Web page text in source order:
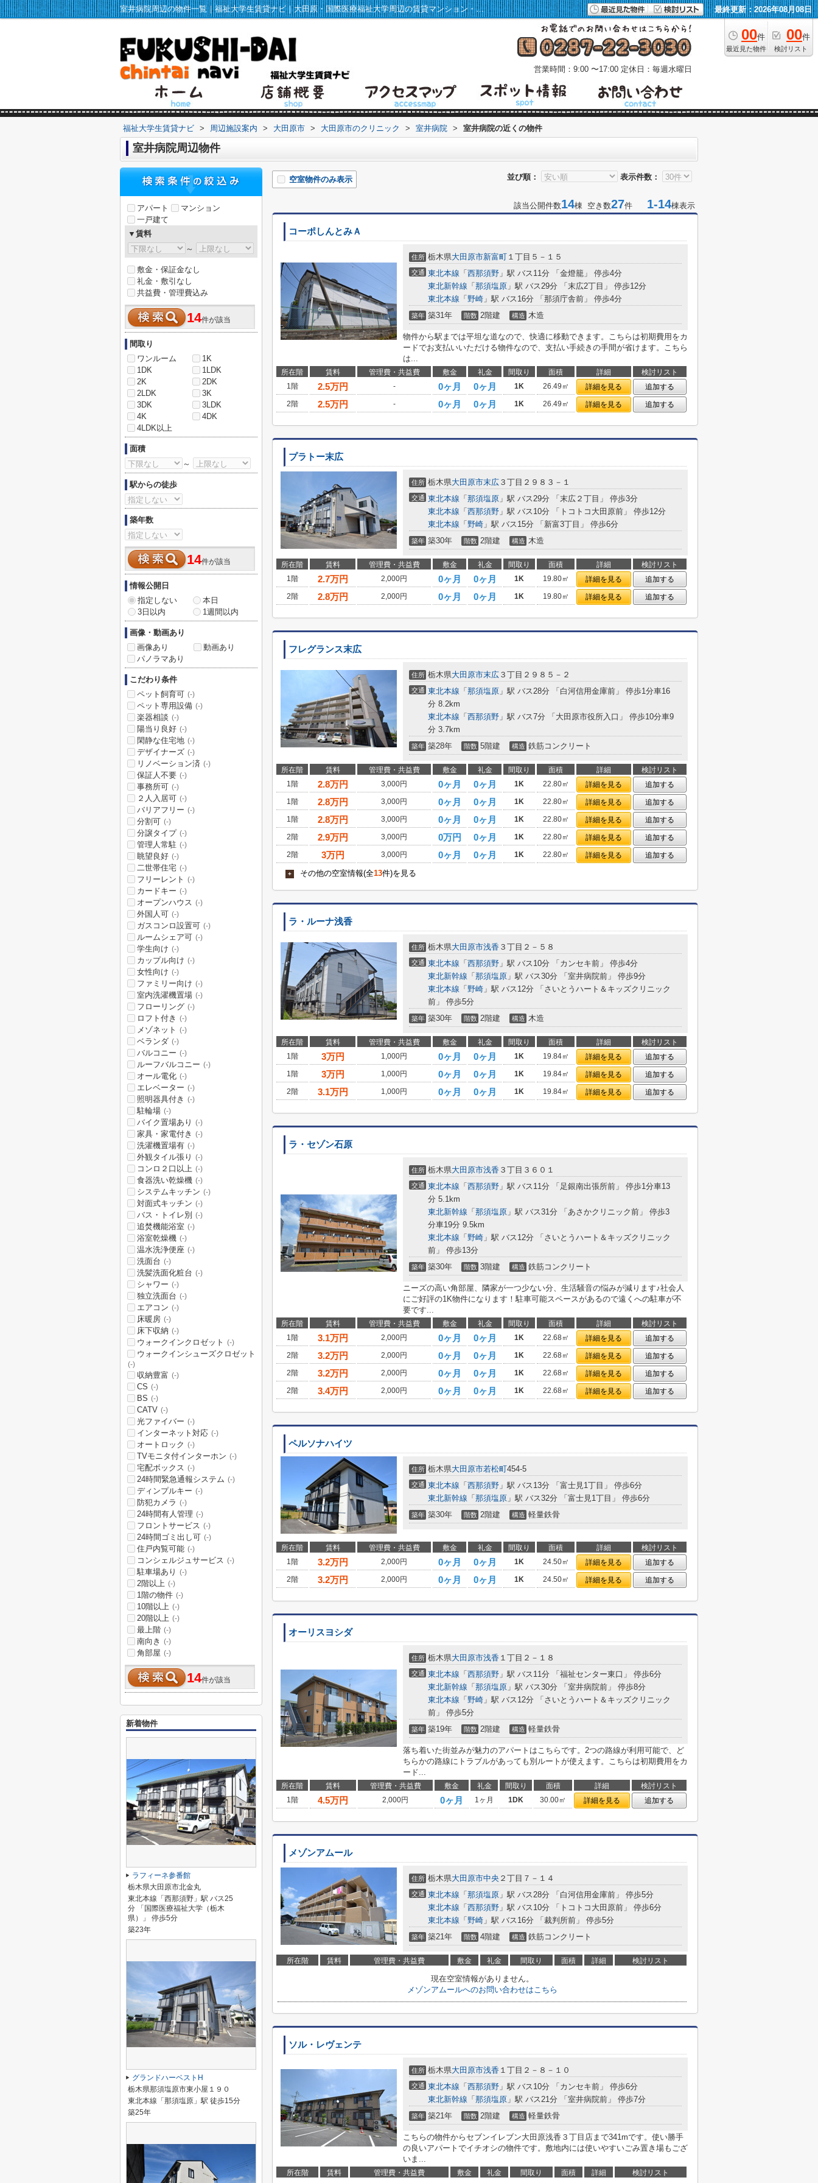
室井病院周辺の物件一覧｜福祉大学生賃貸ナビ｜大田原・国際医療福祉大学周辺の賃貸マンション・アパート情報 最終更新：2026年08月08日
00件
最近見た物件
00件
検討リスト
営業時間：9:00 〜17:00 定休日：毎週水曜日
福祉大学生賃貸ナビ > 周辺施設案内 > 大田原市 > 大田原市のクリニック > 室井病院 > 室井病院の近くの物件
室井病院周辺物件
並び順： 表示件数：
空室物件のみ表示
該当公開件数14棟 空き数27件 1-14棟表示
コーポしんとみＡ
住所 栃木県大田原市新富町 １丁目５－１５
交通 東北本線 「 西那須野 」駅 バス11分 「金燈籠」 停歩4分
東北新幹線 「 那須塩原 」駅 バス29分 「末広2丁目」 停歩12分
東北本線 「 野崎 」駅 バス16分 「那須庁舎前」 停歩4分
築年 築31年 階数 2階建 構造 木造
物件から駅までは平坦な道なので、快適に移動できます。こちらは初期費用をカ
ードでお支払いいただける物件なので、支払い手続きの手間が省けます。こちら
は...
所在階 賃料 管理費・共益費 敷金 礼金 間取り 面積 詳細
検討リスト
1階
2.5万円 - 0ヶ月 0ヶ月 1K 26.49㎡ 詳細を見る
追加する
2階
2.5万円 - 0ヶ月 0ヶ月 1K 26.49㎡ 詳細を見る 追加する
プラトー末広
住所 栃木県大田原市末広 ３丁目２９８３－１
交通 東北本線 「 那須塩原 」駅 バス29分 「末広２丁目」 停歩3分
東北本線 「 西那須野 」駅 バス10分 「トコトコ大田原前」 停歩12分
東北本線 「 野崎 」駅 バス15分 「新富3丁目」 停歩6分
築年 築30年 階数 2階建 構造 木造
所在階 賃料 管理費・共益費 敷金 礼金 間取り 面積 詳細
検討リスト
1階
2.7万円 2,000円 0ヶ月 0ヶ月 1K 19.80㎡ 詳細を見る
追加する
2階
2.8万円 2,000円 0ヶ月 0ヶ月 1K 19.80㎡ 詳細を見る 追加する
フレグランス末広
住所 栃木県大田原市末広 ３丁目２９８５－２
交通 東北本線 「 那須塩原 」駅 バス28分 「白河信用金庫前」 停歩1分車16
分 8.2km
東北本線 「 西那須野 」駅 バス7分 「大田原市役所入口」 停歩10分車9
分 3.7km
築年 築28年 階数 5階建 構造 鉄筋コンクリート
所在階 賃料 管理費・共益費 敷金 礼金 間取り 面積 詳細
検討リスト
1階
2.8万円 3,000円 0ヶ月 0ヶ月 1K 22.80㎡ 詳細を見る
追加する
1階
2.8万円 3,000円 0ヶ月 0ヶ月 1K 22.80㎡ 詳細を見る
追加する
1階
2.8万円 3,000円 0ヶ月 0ヶ月 1K 22.80㎡ 詳細を見る
追加する
2階
2.9万円 3,000円 0万円 0ヶ月 1K 22.80㎡ 詳細を見る
追加する
2階
3万円 3,000円 0ヶ月 0ヶ月 1K 22.80㎡ 詳細を見る 追加する
+ その他の空室情報(全13件)を見る
ラ・ルーナ浅香
住所 栃木県大田原市浅香 ３丁目２－５８
交通 東北本線 「 西那須野 」駅 バス10分 「カンセキ前」 停歩4分
東北新幹線 「 那須塩原 」駅 バス30分 「室井病院前」 停歩9分
東北本線 「 野崎 」駅 バス12分 「さいとうハート＆キッズクリニック
前」 停歩5分
築年 築30年 階数 2階建 構造 木造
所在階 賃料 管理費・共益費 敷金 礼金 間取り 面積 詳細
検討リスト
1階
3万円 1,000円 0ヶ月 0ヶ月 1K 19.84㎡ 詳細を見る
追加する
1階
3万円 1,000円 0ヶ月 0ヶ月 1K 19.84㎡ 詳細を見る
追加する
2階
3.1万円 1,000円 0ヶ月 0ヶ月 1K 19.84㎡ 詳細を見る 追加する
ラ・セゾン石原
住所 栃木県大田原市浅香 ３丁目３６０１
交通 東北本線 「 西那須野 」駅 バス11分 「足銀南出張所前」 停歩1分車13
分 5.1km
東北新幹線 「 那須塩原 」駅 バス31分 「あさかクリニック前」 停歩3
分車19分 9.5km
東北本線 「 野崎 」駅 バス12分 「さいとうハート＆キッズクリニック
前」 停歩13分
築年 築30年 階数 3階建 構造 鉄筋コンクリート
ニーズの高い角部屋、隣家が一つ少ない分、生活騒音の悩みが減ります♪社会人
にご好評の1K物件になります！駐車可能スペースがあるので遠くへの駐車が不
要です...
所在階 賃料 管理費・共益費 敷金 礼金 間取り 面積 詳細
検討リスト
1階
3.1万円 2,000円 0ヶ月 0ヶ月 1K 22.68㎡ 詳細を見る
追加する
2階
3.2万円 2,000円 0ヶ月 0ヶ月 1K 22.68㎡ 詳細を見る
追加する
2階
3.2万円 2,000円 0ヶ月 0ヶ月 1K 22.68㎡ 詳細を見る
追加する
2階
3.4万円 2,000円 0ヶ月 0ヶ月 1K 22.68㎡ 詳細を見る 追加する
ペルソナハイツ
住所 栃木県大田原市若松町454-5
交通 東北本線 「 西那須野 」駅 バス13分 「富士見1丁目」 停歩6分
東北新幹線 「 那須塩原 」駅 バス32分 「富士見1丁目」 停歩6分
築年 築30年 階数 2階建 構造 軽量鉄骨
所在階 賃料 管理費・共益費 敷金 礼金 間取り 面積 詳細
検討リスト
1階
3.2万円 2,000円 0ヶ月 0ヶ月 1K 24.50㎡ 詳細を見る
追加する
2階
3.2万円 2,000円 0ヶ月 0ヶ月 1K 24.50㎡ 詳細を見る 追加する
オーリスヨシダ
住所 栃木県大田原市浅香 １丁目２－１８
交通 東北本線 「 西那須野 」駅 バス11分 「福祉センター東口」 停歩6分
東北新幹線 「 那須塩原 」駅 バス30分 「室井病院前」 停歩8分
東北本線 「 野崎 」駅 バス12分 「さいとうハート＆キッズクリニック
前」 停歩5分
築年 築19年 階数 2階建 構造 軽量鉄骨
落ち着いた街並みが魅力のアパートはこちらです。2つの路線が利用可能で、ど
ちらかの路線にトラブルがあっても別ルートが使えます。こちらは初期費用をカ
ード...
所在階 賃料 管理費・共益費 敷金 礼金 間取り 面積 詳細
検討リスト
1階
4.5万円 2,000円 0ヶ月 1ヶ月 1DK 30.00㎡ 詳細を見る 追加する
メゾンアムール
住所 栃木県大田原市中央 ２丁目７－１４
交通 東北本線 「 那須塩原 」駅 バス28分 「白河信用金庫前」 停歩5分
東北本線 「 西那須野 」駅 バス10分 「トコトコ大田原前」 停歩6分
東北本線 「 野崎 」駅 バス16分 「裁判所前」 停歩5分
築年 築21年 階数 4階建 構造 鉄筋コンクリート
所在階 賃料 管理費・共益費 敷金 礼金 間取り 面積 詳細 検討リスト
現在空室情報がありません。
メゾンアムールへのお問い合わせはこちら
ソル・レヴェンテ
住所 栃木県大田原市浅香 １丁目２－８－１０
交通 東北本線 「 西那須野 」駅 バス10分 「カンセキ前」 停歩6分
東北新幹線 「 那須塩原 」駅 バス21分 「室井病院前」 停歩7分
築年 築21年 階数 2階建 構造 軽量鉄骨
こちらの物件からセブンイレブン大田原浅香３丁目店まで341mです。使い勝手
の良いアパートでイチオシの物件です。敷地内には使いやすいごみ置き場もござ
いま...
所在階 賃料 管理費・共益費 敷金 礼金 間取り 面積 詳細 検討リスト
アパート
マンション
一戸建て
▼賃料
～
敷金・保証金なし
礼金・敷引なし
共益費・管理費込み
14件が該当
間取り
ワンルーム
1K
1DK
1LDK
2K
2DK
2LDK
3K
3DK
3LDK
4K
4DK
4LDK以上
面積
～
駅からの徒歩
築年数
14件が該当
情報公開日
指定しない
本日
3日以内
1週間以内
画像・動画あり
画像あり
動画あり
パノラマあり
こだわり条件
ペット飼育可 (-)
ペット専用設備 (-)
楽器相談 (-)
陽当り良好 (-)
閑静な住宅地 (-)
デザイナーズ (-)
リノベーション済 (-)
保証人不要 (-)
事務所可 (-)
２人入居可 (-)
バリアフリー (-)
分割可 (-)
分譲タイプ (-)
管理人常駐 (-)
眺望良好 (-)
二世帯住宅 (-)
フリーレント (-)
カードキー (-)
オープンハウス (-)
外国人可 (-)
ガスコンロ設置可 (-)
ルームシェア可 (-)
学生向け (-)
カップル向け (-)
女性向け (-)
ファミリー向け (-)
室内洗濯機置場 (-)
フローリング (-)
ロフト付き (-)
メゾネット (-)
ベランダ (-)
バルコニー (-)
ルーフバルコニー (-)
オール電化 (-)
エレベーター (-)
照明器具付き (-)
駐輪場 (-)
バイク置場あり (-)
家具・家電付き (-)
洗濯機置場有 (-)
外観タイル張り (-)
コンロ２口以上 (-)
食器洗い乾燥機 (-)
システムキッチン (-)
対面式キッチン (-)
バス・トイレ別 (-)
追焚機能浴室 (-)
浴室乾燥機 (-)
温水洗浄便座 (-)
洗面台 (-)
洗髪洗面化粧台 (-)
シャワー (-)
独立洗面台 (-)
エアコン (-)
床暖房 (-)
床下収納 (-)
ウォークインクロゼット (-)
ウォークインシューズクロゼット
(-)
収納豊富 (-)
CS (-)
BS (-)
CATV (-)
光ファイバー (-)
インターネット対応 (-)
オートロック (-)
TVモニタ付インターホン (-)
宅配ボックス (-)
24時間緊急通報システム (-)
ディンプルキー (-)
防犯カメラ (-)
24時間有人管理 (-)
フロントサービス (-)
24時間ゴミ出し可 (-)
住戸内覧可能 (-)
コンシェルジュサービス (-)
駐車場あり (-)
2階以上 (-)
1階の物件 (-)
10階以上 (-)
20階以上 (-)
最上階 (-)
南向き (-)
角部屋 (-)
14件が該当
新着物件
ラフィーネ参番館
栃木県大田原市北金丸
東北本線「西那須野」駅 バス25
分 「国際医療福祉大学（栃木
県）」 停歩5分
築23年
グランドハーベストH
栃木県那須塩原市東小屋１９０
東北本線「那須塩原」駅 徒歩15分
築25年